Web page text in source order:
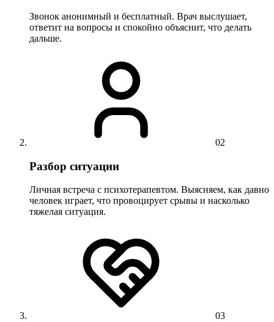
Звонок анонимный и бесплатный. Врач выслушает,
ответит на вопросы и спокойно объяснит, что делать
дальше.
02
Разбор ситуации
Личная встреча с психотерапевтом. Выясняем, как давно
человек играет, что провоцирует срывы и насколько
тяжелая ситуация.
03